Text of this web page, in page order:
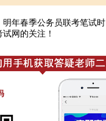
年春季公务员联考笔试
网的关注！